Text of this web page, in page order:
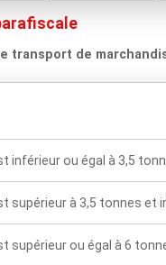
transport de
inférieur ou égal à 3,5
supérieur à 3,5 tonnes et
supérieur ou égal à 6